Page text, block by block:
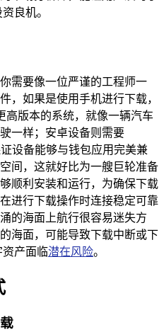
良机。
需要像一位严谨的工程师一
，如果是使用手机进行下载，
高版本的系统，就像一辆汽车
一样；安卓设备则需要
设备能够与钱包应用完美兼
间，这就好比为一艘巨轮准备
顺利安装和运行，为确保下载
进行下载操作时连接稳定可靠
的海面上航行很容易迷失方
海面，可能导致下载中断或下
资产面临潜在风险。